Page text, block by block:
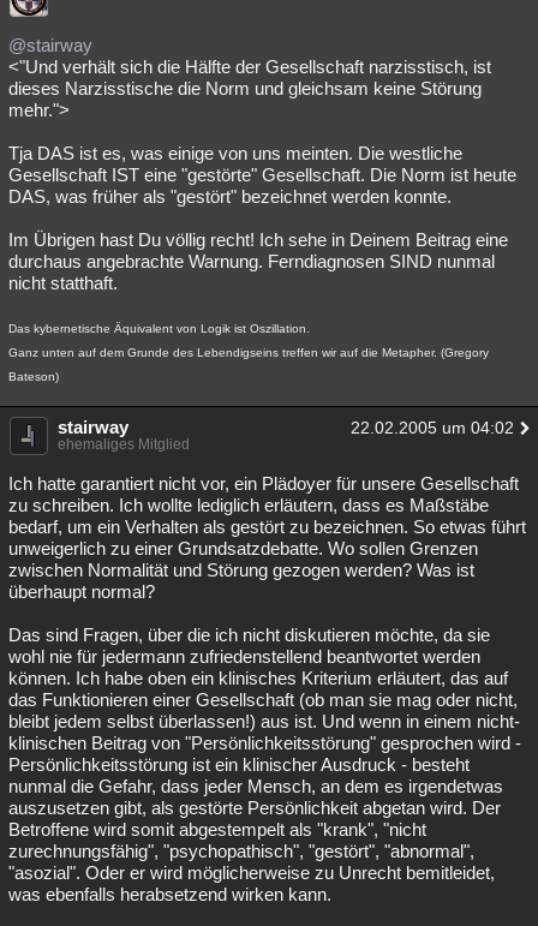
@stairway
<"Und verhält sich die Hälfte der Gesellschaft narzisstisch, ist
dieses Narzisstische die Norm und gleichsam keine Störung
mehr.">
Tja DAS ist es, was einige von uns meinten. Die westliche
Gesellschaft IST eine "gestörte" Gesellschaft. Die Norm ist heute
DAS, was früher als "gestört" bezeichnet werden konnte.
Im Übrigen hast Du völlig recht! Ich sehe in Deinem Beitrag eine
durchaus angebrachte Warnung. Ferndiagnosen SIND nunmal
nicht statthaft.
Das kybernetische Äquivalent von Logik ist Oszillation.
Ganz unten auf dem Grunde des Lebendigseins treffen wir auf die Metapher. (Gregory
Bateson)
stairway 22.02.2005 um 04:02
ehemaliges Mitglied
Ich hatte garantiert nicht vor, ein Plädoyer für unsere Gesellschaft
zu schreiben. Ich wollte lediglich erläutern, dass es Maßstäbe
bedarf, um ein Verhalten als gestört zu bezeichnen. So etwas führt
unweigerlich zu einer Grundsatzdebatte. Wo sollen Grenzen
zwischen Normalität und Störung gezogen werden? Was ist
überhaupt normal?
Das sind Fragen, über die ich nicht diskutieren möchte, da sie
wohl nie für jedermann zufriedenstellend beantwortet werden
können. Ich habe oben ein klinisches Kriterium erläutert, das auf
das Funktionieren einer Gesellschaft (ob man sie mag oder nicht,
bleibt jedem selbst überlassen!) aus ist. Und wenn in einem nicht-
klinischen Beitrag von "Persönlichkeitsstörung" gesprochen wird -
Persönlichkeitsstörung ist ein klinischer Ausdruck - besteht
nunmal die Gefahr, dass jeder Mensch, an dem es irgendetwas
auszusetzen gibt, als gestörte Persönlichkeit abgetan wird. Der
Betroffene wird somit abgestempelt als "krank", "nicht
zurechnungsfähig", "psychopathisch", "gestört", "abnormal",
"asozial". Oder er wird möglicherweise zu Unrecht bemitleidet,
was ebenfalls herabsetzend wirken kann.